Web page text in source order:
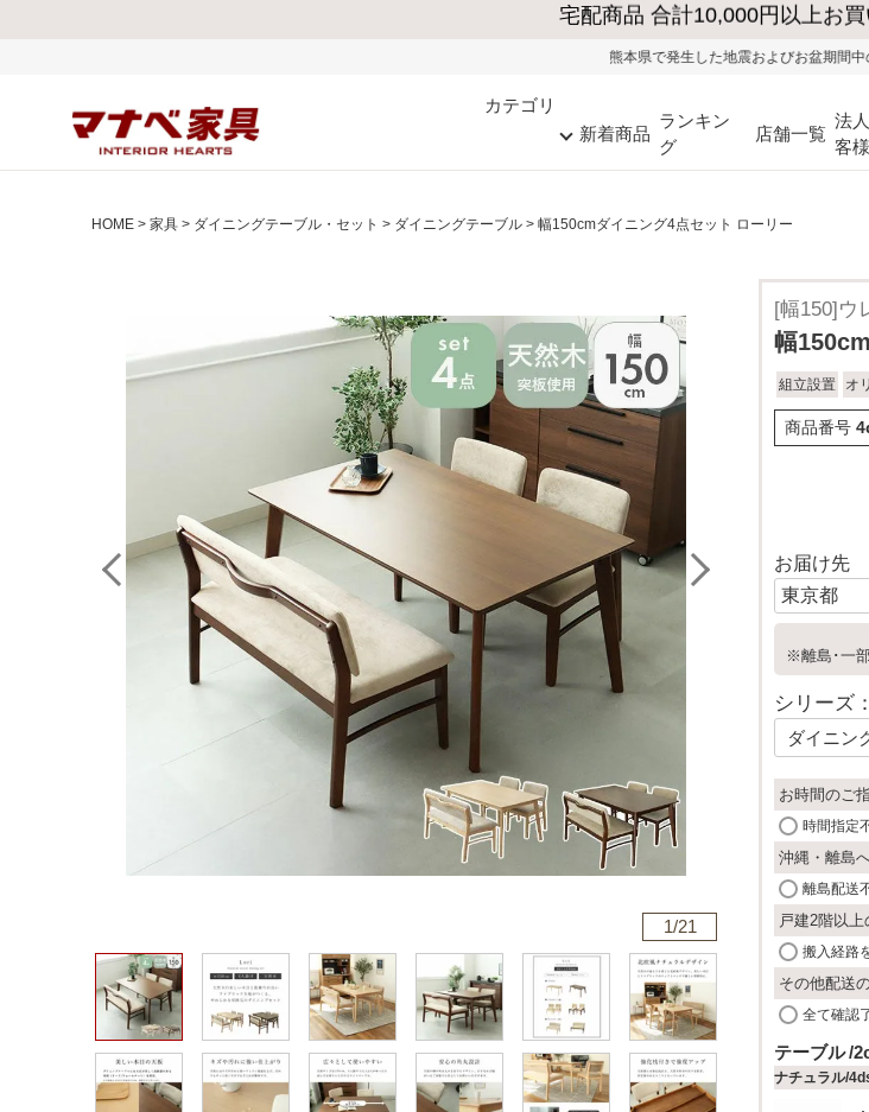
熊本県で発生した地震およびお盆期間中の物流混雑の影響により
カテゴリ
新着商品
ランキン
グ
店舗一覧
法
客様
HOME 家具 ダイニングテーブル・セット ダイニングテーブル 幅150cmダイニング4点セット ローリー
1/21
[幅150]ウ
幅
組立設置 オ
商品番号
お届け先
※離島･一
シリーズ：
お時間のご
時間指定
沖縄・離島
離島配送
戸建2階以
搬入経路
その他配送
全て確認
テーブル
ナチュラル/